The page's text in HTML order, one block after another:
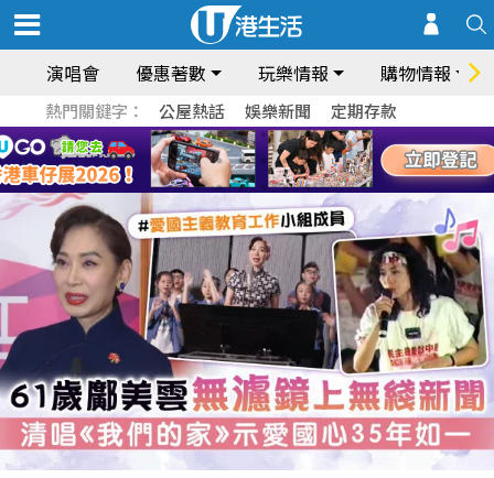
演唱會 優惠著數 玩樂情報 購物情報
熱門關鍵字： 公屋熱話 娛樂新聞 定期存款